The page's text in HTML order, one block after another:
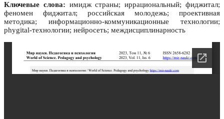
Ключевые слова: имидж страны; иррациональный; фиджитал;
феномен фиджитал; российская молодежь; проективная
методика; информационно-коммуникационные технологии;
phygital-технологии; нейросеть; междисциплинарность